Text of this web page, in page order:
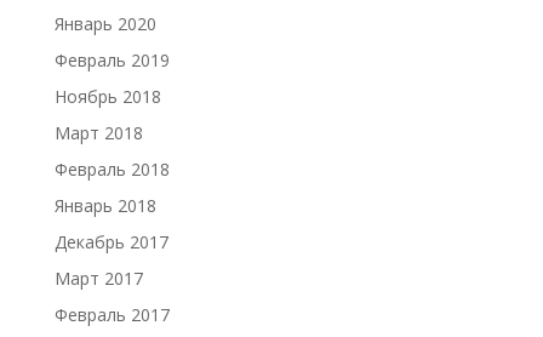
Январь 2020
Февраль 2019
Ноябрь 2018
Март 2018
Февраль 2018
Январь 2018
Декабрь 2017
Март 2017
Февраль 2017